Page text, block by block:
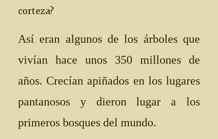
corteza?
Así eran algunos de los árboles que
vivían hace unos 350 millones de
años. Crecían apiñados en los lugares
pantanosos y dieron lugar a los
primeros bosques del mundo.